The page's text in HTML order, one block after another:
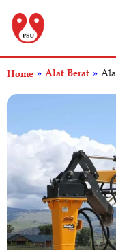
Home » Alat Berat »